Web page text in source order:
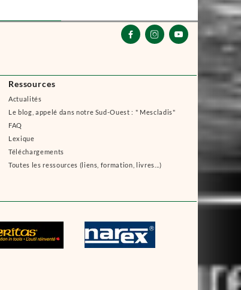
Ressources
Actualités
Le blog, appelé dans notre Sud-Ouest : " Mescladis"
FAQ
Lexique
Téléchargements
Toutes les ressources (liens, formation, livres...)
  